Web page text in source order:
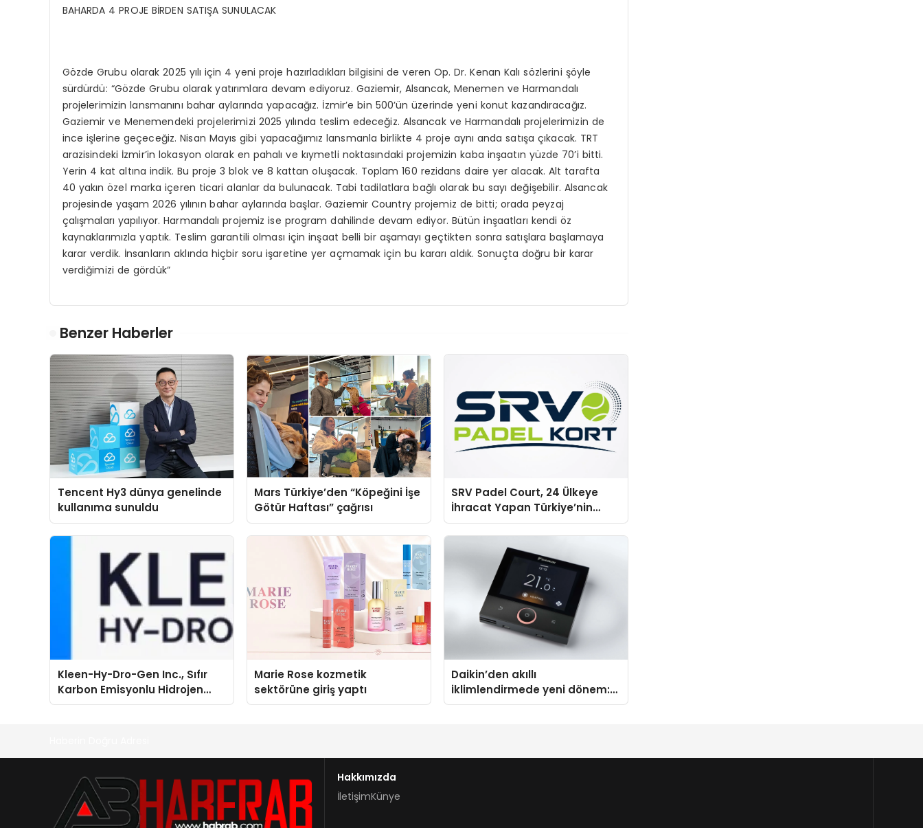
BAHARDA 4 PROJE BİRDEN SATIŞA SUNULACAK
Gözde Grubu olarak 2025 yılı için 4 yeni proje hazırladıkları bilgisini de veren Op. Dr. Kenan Kalı sözlerini şöyle
sürdürdü: “Gözde Grubu olarak yatırımlara devam ediyoruz. Gaziemir, Alsancak, Menemen ve Harmandalı
projelerimizin lansmanını bahar aylarında yapacağız. İzmir’e bin 500’ün üzerinde yeni konut kazandıracağız.
Gaziemir ve Menemendeki projelerimizi 2025 yılında teslim edeceğiz. Alsancak ve Harmandalı projelerimizin de
ince işlerine geçeceğiz. Nisan Mayıs gibi yapacağımız lansmanla birlikte 4 proje aynı anda satışa çıkacak. TRT
arazisindeki İzmir’in lokasyon olarak en pahalı ve kıymetli noktasındaki projemizin kaba inşaatın yüzde 70’i bitti.
Yerin 4 kat altına indik. Bu proje 3 blok ve 8 kattan oluşacak. Toplam 160 rezidans daire yer alacak. Alt tarafta
40 yakın özel marka içeren ticari alanlar da bulunacak. Tabi tadilatlara bağlı olarak bu sayı değişebilir. Alsancak
projesinde yaşam 2026 yılının bahar aylarında başlar. Gaziemir Country projemiz de bitti; orada peyzaj
çalışmaları yapılıyor. Harmandalı projemiz ise program dahilinde devam ediyor. Bütün inşaatları kendi öz
kaynaklarımızla yaptık. Teslim garantili olması için inşaat belli bir aşamayı geçtikten sonra satışlara başlamaya
karar verdik. İnsanların aklında hiçbir soru işaretine yer açmamak için bu kararı aldık. Sonuçta doğru bir karar
verdiğimizi de gördük”
Benzer Haberler
Tencent Hy3 dünya genelinde
kullanıma sunuldu
Mars Türkiye’den “Köpeğini İşe
Götür Haftası” çağrısı
SRV Padel Court, 24 Ülkeye
İhracat Yapan Türkiye’nin
Padel Kortu Üretim Gücü
Kleen-Hy-Dro-Gen Inc., Sıfır
Karbon Emisyonlu Hidrojen
Isıtma Teknolojisinde ISO ve
Marie Rose kozmetik
sektörüne giriş yaptı
Daikin’den akıllı
iklimlendirmede yeni dönem:
Madoka Plus Türkiye’de
Hakkımızda
İletişimKünye